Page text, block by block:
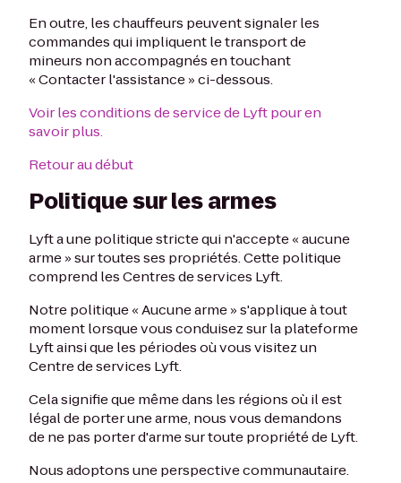
En outre, les chauffeurs peuvent signaler les
commandes qui impliquent le transport de
mineurs non accompagnés en touchant
« Contacter l'assistance » ci-dessous.
Voir les conditions de service de Lyft pour en
savoir plus.
Retour au début
Politique sur les armes
Lyft a une politique stricte qui n'accepte « aucune
arme » sur toutes ses propriétés. Cette politique
comprend les Centres de services Lyft.
Notre politique « Aucune arme » s'applique à tout
moment lorsque vous conduisez sur la plateforme
Lyft ainsi que les périodes où vous visitez un
Centre de services Lyft.
Cela signifie que même dans les régions où il est
légal de porter une arme, nous vous demandons
de ne pas porter d'arme sur toute propriété de Lyft.
Nous adoptons une perspective communautaire.